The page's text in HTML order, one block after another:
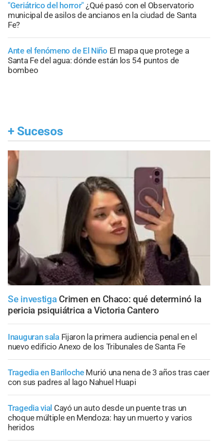
"Geriátrico del horror" ¿Qué pasó con el Observatorio
municipal de asilos de ancianos en la ciudad de Santa
Fe?
Ante el fenómeno de El Niño El mapa que protege a
Santa Fe del agua: dónde están los 54 puntos de
bombeo
+ Sucesos
Se investiga Crimen en Chaco: qué determinó la
pericia psiquiátrica a Victoria Cantero
Inauguran sala Fijaron la primera audiencia penal en el
nuevo edificio Anexo de los Tribunales de Santa Fe
Tragedia en Bariloche Murió una nena de 3 años tras caer
con sus padres al lago Nahuel Huapi
Tragedia vial Cayó un auto desde un puente tras un
choque múltiple en Mendoza: hay un muerto y varios
heridos